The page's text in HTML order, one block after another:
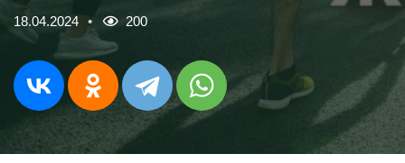
18.04.2024 200